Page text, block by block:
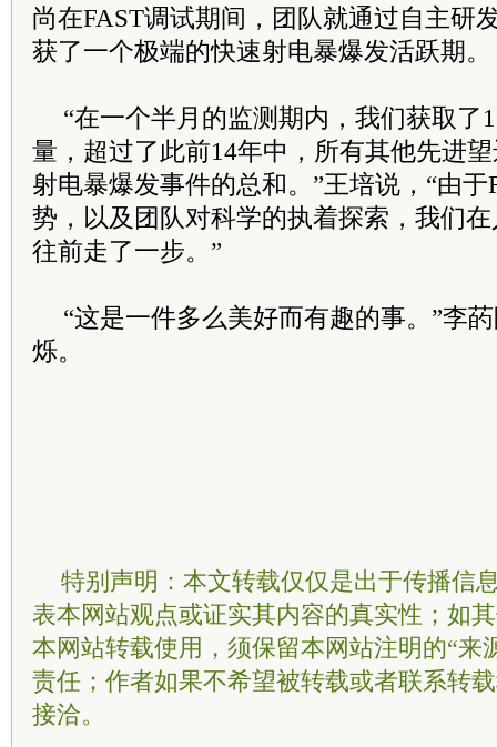
尚在FAST调试期间，团队就通过自主研
获了一个极端的快速射电暴爆发活跃期。
“在一个半月的监测期内，我们获取了
量，超过了此前14年中，所有其他先进
射电暴爆发事件的总和。”王培说，“由
势，以及团队对科学的执着探索，我们
往前走了一步。”
“这是一件多么美好而有趣的事。”李
烁。
特别声明：本文转载仅仅是出于传播信
表本网站观点或证实其内容的真实性；如
本网站转载使用，须保留本网站注明的“来
责任；作者如果不希望被转载或者联系转
接洽。